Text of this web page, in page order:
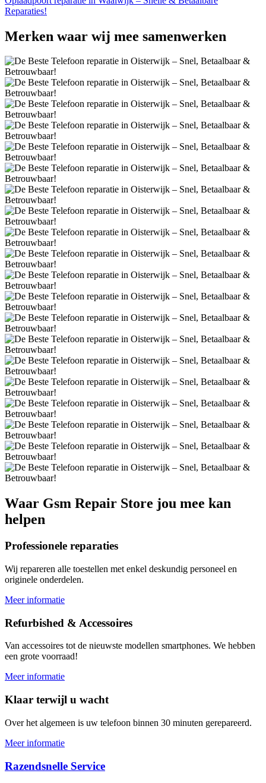
Reparaties!
Merken waar wij mee samenwerken
Waar Gsm Repair Store jou mee kan
helpen
Professionele reparaties
Wij repareren alle toestellen met enkel deskundig personeel en
originele onderdelen.
Meer informatie
Refurbished & Accessoires
Van accessoires tot de nieuwste modellen smartphones. We hebben
een grote voorraad!
Meer informatie
Klaar terwijl u wacht
Over het algemeen is uw telefoon binnen 30 minuten gerepareerd.
Meer informatie
Razendsnelle Service